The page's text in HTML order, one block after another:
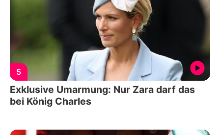
5
Exklusive Umarmung: Nur Zara darf das
bei König Charles